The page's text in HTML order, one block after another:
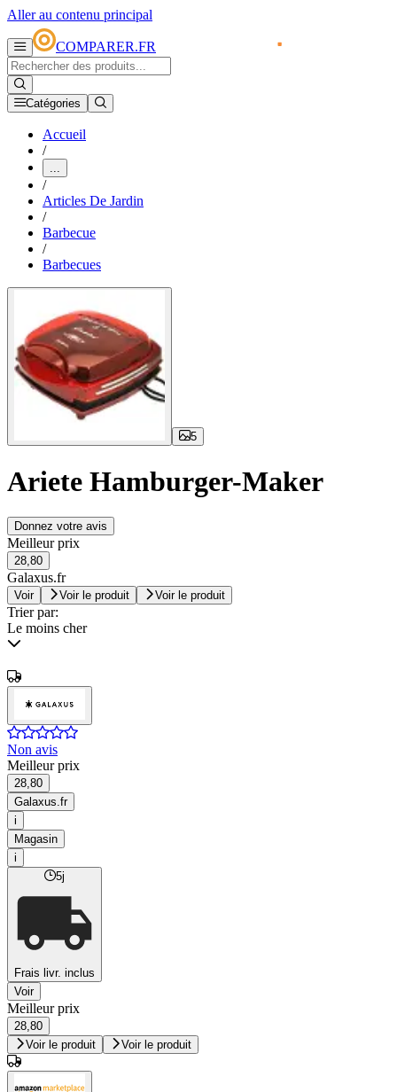
Aller au contenu principal
COMPARER.FR
Catégories
Accueil
/
...
/
Articles De Jardin
/
Barbecue
/
Barbecues
5
Ariete Hamburger-Maker
Donnez votre avis
Meilleur prix
28,80
Galaxus.fr
Voir Voir le produit Voir le produit
Trier par:
Le moins cher
Non avis
Meilleur prix
28,80
Galaxus.fr
i
Magasin
i
5j
Frais livr. inclus
Voir
Meilleur prix
28,80
Voir le produit
Voir le produit